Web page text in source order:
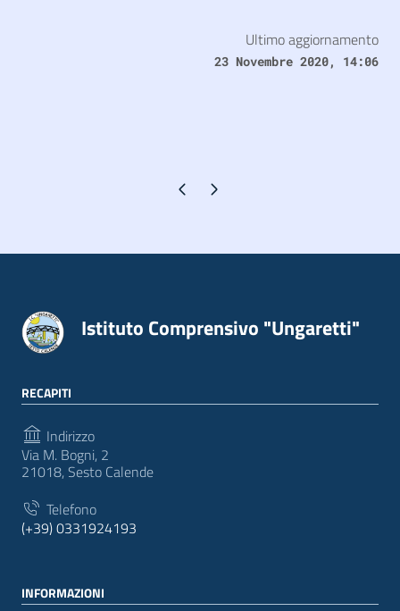
Ultimo aggiornamento
23 Novembre 2020, 14:06
Pagina precedente
Pagina successiva
Istituto Comprensivo "Ungaretti"
RECAPITI
Indirizzo
Via M. Bogni, 2
21018, Sesto Calende
Telefono
(+39) 0331924193
INFORMAZIONI